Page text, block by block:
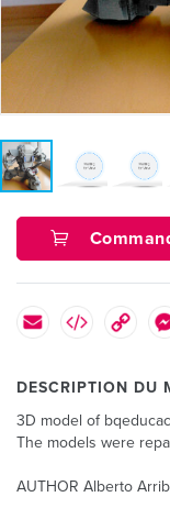
DESCRIPTION DU
3D model of
The models were
AUTHOR Alberto